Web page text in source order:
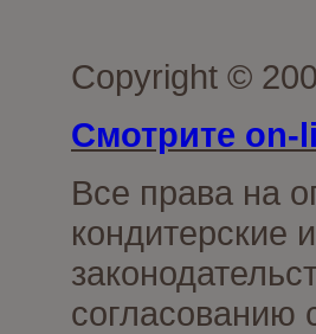
Copyright ©
Смотрите on-
Все права на
кондитерские
согласованию